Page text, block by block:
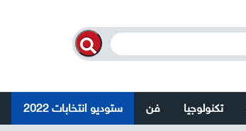
تكنولوجيا فن ستوديو انتخابات 2022